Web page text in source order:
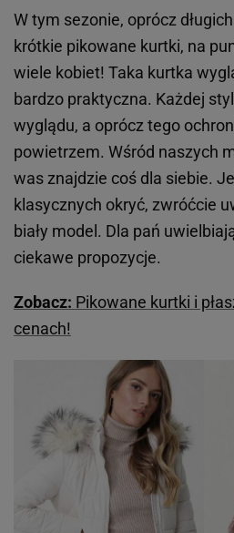
W tym sezonie, oprócz
krótkie pikowane kurtki, na
wiele kobiet! Taka kurtka
bardzo praktyczna. Każdej
wyglądu, a oprócz tego
powietrzem. Wśród naszych
was znajdzie coś dla siebie.
klasycznych okryć, zwróćcie
biały model. Dla pań
ciekawe propozycje.
Zobacz: Pikowane kurtki i
cenach!